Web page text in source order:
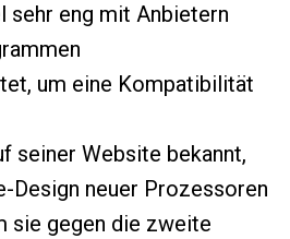
sehr eng mit Anbietern
um eine Kompatibilität
seiner Website bekannt,
Design neuer Prozessoren
sie gegen die zweite